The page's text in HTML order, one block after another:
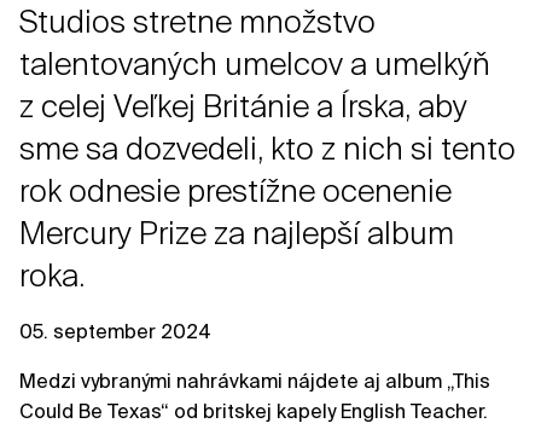
Studios stretne množstvo
talentovaných umelcov a umelkýň
z celej Veľkej Británie a Írska, aby
sme sa dozvedeli, kto z nich si tento
rok odnesie prestížne ocenenie
Mercury Prize za najlepší album
roka.
05. september 2024
Medzi vybranými nahrávkami nájdete aj album „This
Could Be Texas“ od britskej kapely English Teacher.